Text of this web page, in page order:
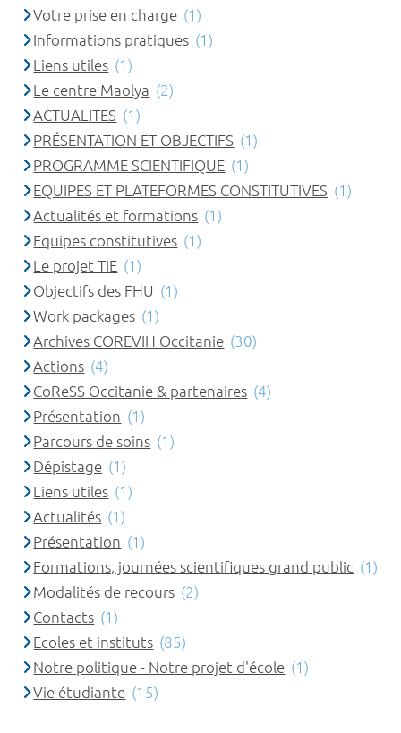
Votre prise en charge (1)
Informations pratiques (1)
Liens utiles (1)
Le centre Maolya (2)
ACTUALITES (1)
PRÉSENTATION ET OBJECTIFS (1)
PROGRAMME SCIENTIFIQUE (1)
EQUIPES ET PLATEFORMES CONSTITUTIVES (1)
Actualités et formations (1)
Equipes constitutives (1)
Le projet TIE (1)
Objectifs des FHU (1)
Work packages (1)
Archives COREVIH Occitanie (30)
Actions (4)
CoReSS Occitanie & partenaires (4)
Présentation (1)
Parcours de soins (1)
Dépistage (1)
Liens utiles (1)
Actualités (1)
Présentation (1)
Formations, journées scientifiques grand public (1)
Modalités de recours (2)
Contacts (1)
Ecoles et instituts (85)
Notre politique - Notre projet d'école (1)
Vie étudiante (15)